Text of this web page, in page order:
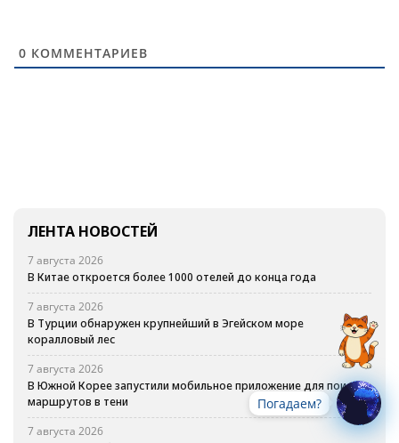
0 КОММЕНТАРИЕВ
ЛЕНТА НОВОСТЕЙ
7 августа 2026
В Китае откроется более 1000 отелей до конца года
7 августа 2026
В Турции обнаружен крупнейший в Эгейском море
коралловый лес
7 августа 2026
В Южной Корее запустили мобильное приложение для поиска
маршрутов в тени
7 августа 2026
Погадаем?